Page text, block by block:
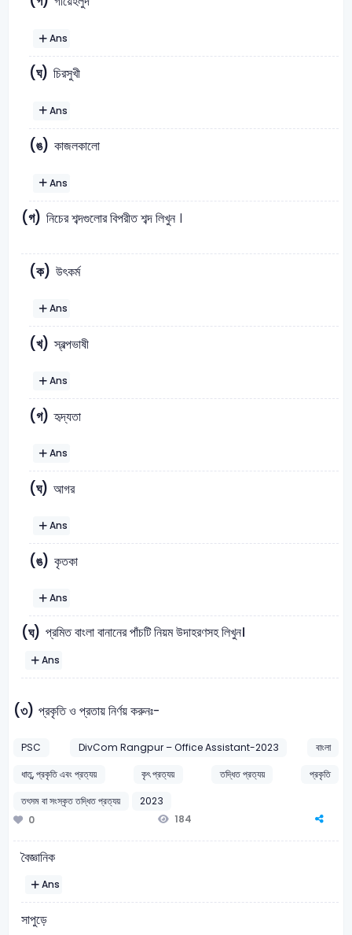
Ans
(ঘ) চিরসুখী
Ans
(ঙ) কাজলকালো
Ans
(গ) নিচের শব্দগুলোর বিপরীত শব্দ লিখুন ।
(ক) উৎকর্ম
Ans
(খ) স্বল্পভাষী
Ans
(গ) হৃদ্যতা
Ans
(ঘ) আগর
Ans
(ঙ) কৃতকা
Ans
(ঘ) প্রমিত বাংলা বানানের পাঁচটি নিয়ম উদাহরণসহ লিখুন।
Ans
(৩) প্রকৃতি ও প্রতায় নির্ণয় করুনঃ-
PSC DivCom Rangpur – Office Assistant-2023
বাংলা
ধাতু, প্রকৃতি এবং প্রত্যয়
কৃৎ প্রত্যয় তদ্ধিত প্রত্যয়
প্রকৃতি
তৎসম বা সংস্কৃত তদ্ধিত প্রত্যয়
2023
0
184
বৈজ্ঞানিক
Ans
সাপুড়ে